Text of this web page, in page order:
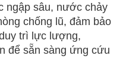
ngập sâu, nước chảy
chống lũ, đảm bảo
trì lực lượng,
để sẵn sàng ứng cứu